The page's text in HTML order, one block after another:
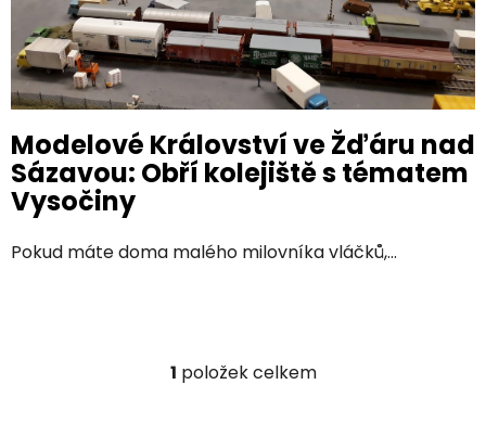
ů
Modelové Království ve Žďáru nad
Sázavou: Obří kolejiště s tématem
Vysočiny
Pokud máte doma malého milovníka vláčků,...
O
1 položek celkem